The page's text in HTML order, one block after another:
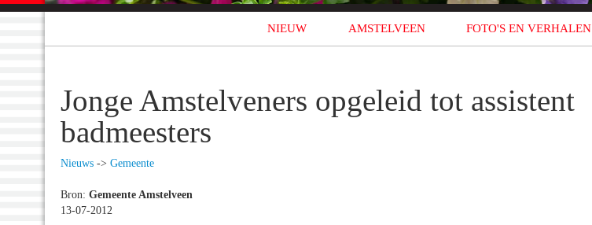
NIEUW AMSTELVEEN FOTO'S EN VERHALEN
Jonge Amstelveners opgeleid tot assistent
badmeesters
Nieuws -> Gemeente
Bron: Gemeente Amstelveen
13-07-2012